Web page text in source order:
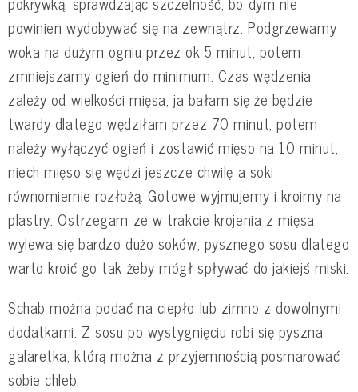
powinien wydobywać się na zewnątrz. Podgrzewamy
woka na dużym ogniu przez ok 5 minut, potem
zmniejszamy ogień do minimum. Czas wędzenia
zależy od wielkości mięsa, ja bałam się że będzie
twardy dlatego wędziłam przez 70 minut, potem
należy wyłączyć ogień i zostawić mięso na 10 minut,
niech mięso się wędzi jeszcze chwilę a soki
równomiernie rozłożą. Gotowe wyjmujemy i kroimy na
plastry. Ostrzegam ze w trakcie krojenia z mięsa
wylewa się bardzo dużo soków, pysznego sosu dlatego
warto kroić go tak żeby mógł spływać do jakiejś miski.
Schab można podać na ciepło lub zimno z dowolnymi
dodatkami. Z sosu po wystygnięciu robi się pyszna
galaretka, którą można z przyjemnością posmarować
sobie chleb.